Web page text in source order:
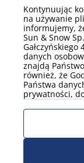
Pokaż więcej
Parking
brak
parkingowego
Pokaż więcej
Zapisz
z nami na
nowych
Kontynuując
na używanie
informujemy,
Sun & Snow
danych
znajdą
również, że
Państwa
prywatności,